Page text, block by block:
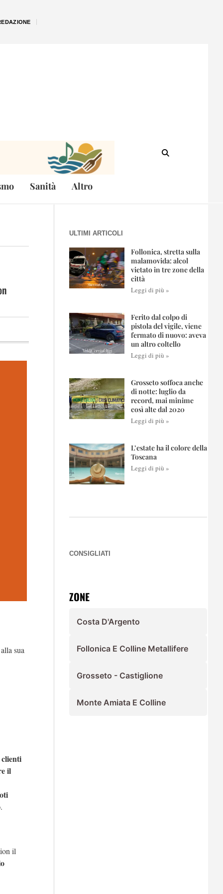
Sanità Altro
sua
clienti
il
il
ULTIMI ARTICOLI
Follonica, stretta sulla
malamovida: alcol
vietato in tre zone della
città
Leggi di più »
Ferito dal colpo di
pistola del vigile, viene
fermato di nuovo: aveva
un altro coltello
Leggi di più »
Grosseto soffoca anche
di notte: luglio da
record, mai minime
così alte dal 2020
Leggi di più »
L’estate ha il colore della
Toscana
Leggi di più »
CONSIGLIATI
ZONE
Costa D'Argento
Follonica E Colline Metallifere
Grosseto - Castiglione
Monte Amiata E Colline